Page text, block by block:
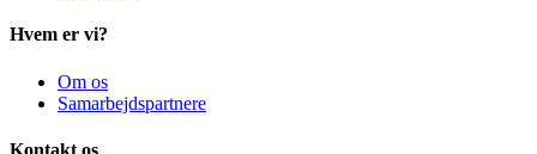
Hvem er vi?
Om os
Samarbejdspartnere
Kontakt os